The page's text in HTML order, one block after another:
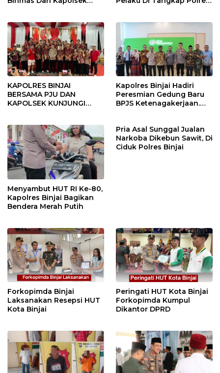
KAPOLRES BINJAI
BERSAMA PJU DAN
KAPOLSEK KUNJUNGI
Kapolres Binjai Hadiri
Peresmian Gedung Baru
BPJS Ketenagakerjaan.
Menyambut HUT RI Ke-80,
Kapolres Binjai Bagikan
Bendera Merah Putih
Pria Asal Sunggal Jualan
Narkoba Dikebun Sawit, Di
Ciduk Polres Binjai
Forkopimda Binjai
Laksanakan Resepsi HUT
Kota Binjai
Peringati HUT Kota Binjai
Forkopimda Kumpul
Dikantor DPRD